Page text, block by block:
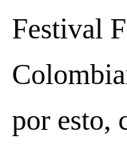
Festival
por esto,